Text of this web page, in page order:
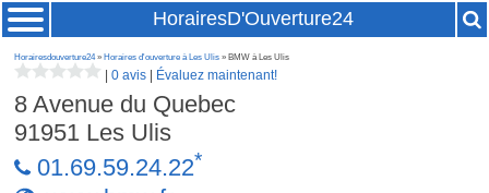
HorairesD'Ouverture24
Horairesdouverture24» Horaires d'ouverture à Les Ulis » BMW à Les Ulis
|0 avis Évaluez maintenant!
8 Avenue du Quebec
91951 Les Ulis
01.69.59.24.22*